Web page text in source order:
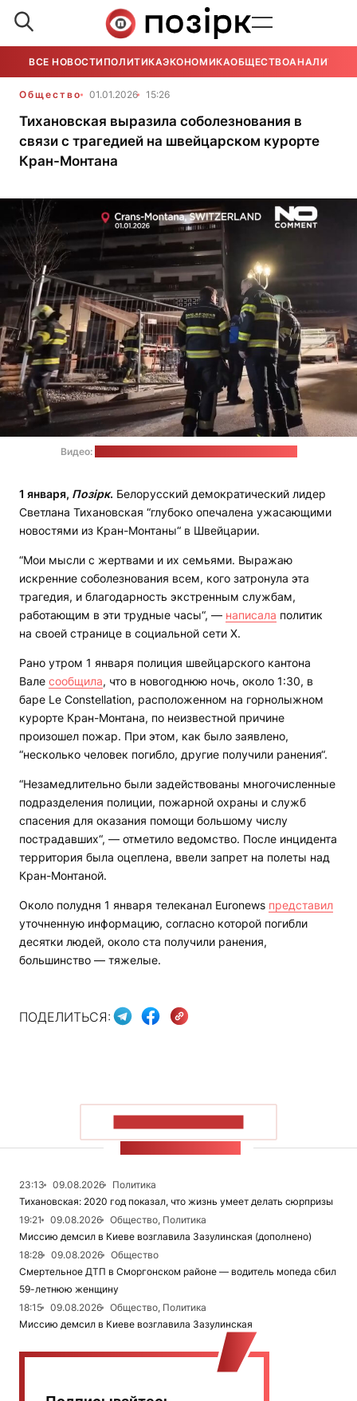
ВСЕ НОВОСТИ ПОЛИТИКАЭКОНОМИКАОБЩЕСТВОАНАЛИТИКА
Общество 01.01.2026 15:26
Тихановская выразила соболезнования в
связи с трагедией на швейцарском курорте
Кран-Монтана
Видео:
1 января, Позірк. Белорусский демократический лидер
Светлана Тихановская “глубоко опечалена ужасающими
новостями из Кран-Монтаны“ в Швейцарии.
“Мои мысли с жертвами и их семьями. Выражаю
искренние соболезнования всем, кого затронула эта
трагедия, и благодарность экстренным службам,
работающим в эти трудные часы“, — написала политик
на своей странице в социальной сети Х.
Рано утром 1 января полиция швейцарского кантона
Вале сообщила, что в новогоднюю ночь, около 1:30, в
баре Le Constellation, расположенном на горнолыжном
курорте Кран-Монтана, по неизвестной причине
произошел пожар. При этом, как было заявлено,
“несколько человек погибло, другие получили ранения“.
“Незамедлительно были задействованы многочисленные
подразделения полиции, пожарной охраны и служб
спасения для оказания помощи большому числу
пострадавших“, — отметило ведомство. После инцидента
территория была оцеплена, ввели запрет на полеты над
Кран-Монтаной.
Около полудня 1 января телеканал Euronews представил
уточненную информацию, согласно которой погибли
десятки людей, около ста получили ранения,
большинство — тяжелые.
ПОДЕЛИТЬСЯ:
23:13 09.08.2026
Политика
Тихановская: 2020 год показал, что жизнь умеет делать сюрпризы
19:21
09.08.2026
Общество, Политика
Миссию демсил в Киеве возглавила Зазулинская (дополнено)
18:28
09.08.2026
Общество
Смертельное ДТП в Сморгонском районе — водитель мопеда сбил
59-летнюю женщину
18:15
09.08.2026
Общество, Политика
Миссию демсил в Киеве возглавила Зазулинская